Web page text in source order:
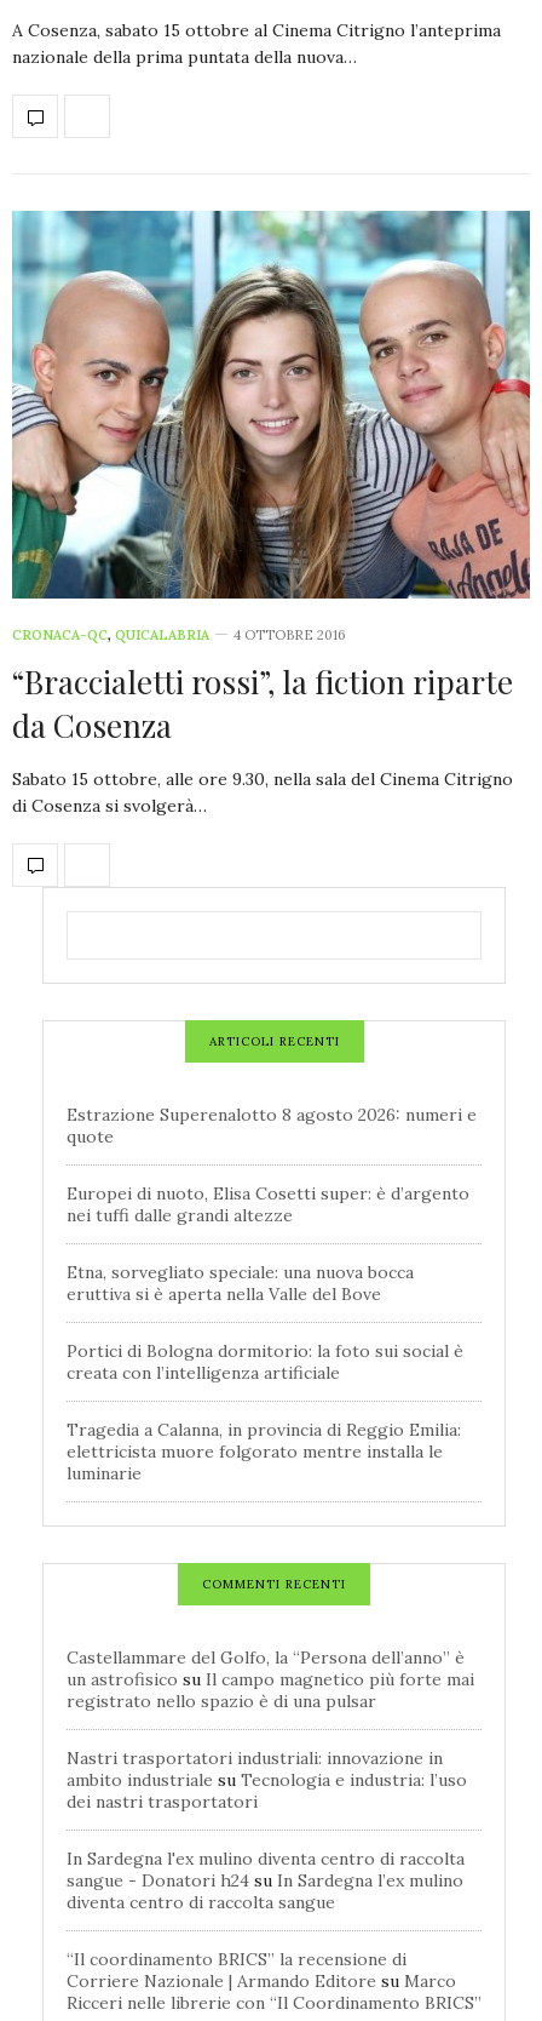
A Cosenza, sabato 15 ottobre al Cinema Citrigno l’anteprima
nazionale della prima puntata della nuova…
CRONACA-QC, QUICALABRIA 4 OTTOBRE 2016
“Braccialetti rossi”, la fiction riparte
da Cosenza
Sabato 15 ottobre, alle ore 9.30, nella sala del Cinema Citrigno
di Cosenza si svolgerà…
ARTICOLI RECENTI
Estrazione Superenalotto 8 agosto 2026: numeri e
quote
Europei di nuoto, Elisa Cosetti super: è d’argento
nei tuffi dalle grandi altezze
Etna, sorvegliato speciale: una nuova bocca
eruttiva si è aperta nella Valle del Bove
Portici di Bologna dormitorio: la foto sui social è
creata con l’intelligenza artificiale
Tragedia a Calanna, in provincia di Reggio Emilia:
elettricista muore folgorato mentre installa le
luminarie
COMMENTI RECENTI
Castellammare del Golfo, la “Persona dell’anno” è
un astrofisico su Il campo magnetico più forte mai
registrato nello spazio è di una pulsar
Nastri trasportatori industriali: innovazione in
ambito industriale su Tecnologia e industria: l’uso
dei nastri trasportatori
In Sardegna l'ex mulino diventa centro di raccolta
sangue - Donatori h24 su In Sardegna l’ex mulino
diventa centro di raccolta sangue
“Il coordinamento BRICS” la recensione di
Corriere Nazionale | Armando Editore su Marco
Ricceri nelle librerie con “Il Coordinamento BRICS”